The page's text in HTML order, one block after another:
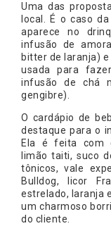
Uma das
local. É o caso
aparece no
infusão de
bitter de laranja)
usada para
infusão de chá
gengibre).
O cardápio de
destaque para o
Ela é feita com
limão taiti, suco
tônicos, vale
Bulldog, licor
estrelado, laranja
um charmoso
do cliente.